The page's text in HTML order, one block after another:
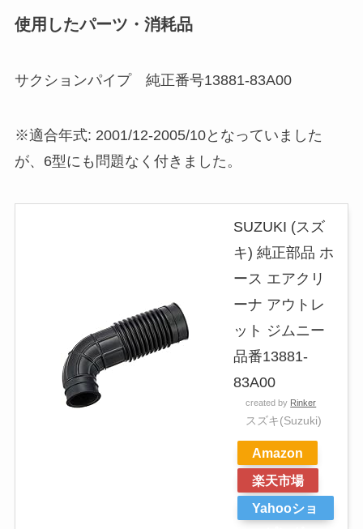
使用したパーツ・消耗品
サクションパイプ 純正番号13881-83A00
※適合年式: 2001/12-2005/10となっていました
が、6型にも問題なく付きました。
SUZUKI (スズ
キ) 純正部品 ホ
ース エアクリ
ーナ アウトレ
ット ジムニー
品番13881-
83A00
created by Rinker
スズキ(Suzuki)
Amazon
楽天市場
Yahooショ